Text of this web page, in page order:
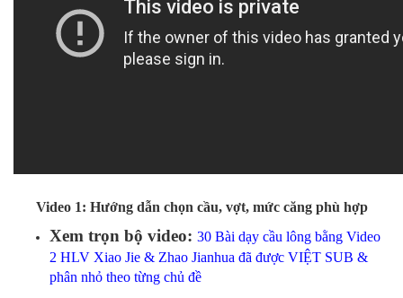
Video 1: Hướng dẫn chọn cầu, vợt, mức căng phù hợp
Xem trọn bộ video: 30 Bài dạy cầu lông bằng Video
2 HLV Xiao Jie & Zhao Jianhua đã được VIỆT SUB &
phân nhỏ theo từng chủ đề